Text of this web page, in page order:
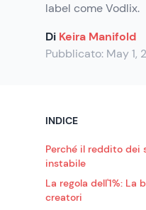
label come Vodlix.
Di Keira Manifold
Pubblicato: May 1,
INDICE
Perché il reddito dei
instabile
La regola dell'1%: La
creatori